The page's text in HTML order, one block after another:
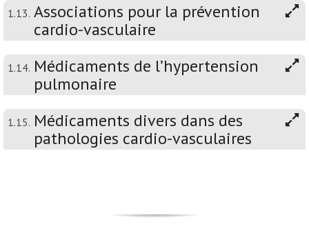
1.13. Associations pour la prévention
cardio-vasculaire
1.14. Médicaments de l’hypertension
pulmonaire
1.15. Médicaments divers dans des
pathologies cardio-vasculaires